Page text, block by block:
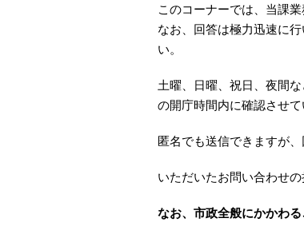
し
て
本
へ
移
動
ま
このコーナーでは、当課
なお、回答は極力迅速に
い。
土曜、日曜、祝日、夜間
の開庁時間内に確認させて
匿名でも送信できますが、
いただいたお問い合わせ
なお、市政全般にかかわ